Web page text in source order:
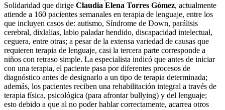
Solidaridad que dirige Claudia Elena Torres Gómez, actualmente
atiende a 160 pacientes semanales en terapia de lenguaje, entre los
que incluyen casos de: autismo, Síndrome de Down, parálisis
cerebral, dixlalias, labio paladar hendido, discapacidad intelectual,
ceguera, entre otras; a pesar de la extensa variedad de causas que
requieren terapia de lenguaje, casi la tercera parte corresponde a
niños con retraso simple. La especialista indicó que antes de iniciar
con una terapia, el paciente pasa por diferentes procesos de
diagnóstico antes de designarlo a un tipo de terapia determinada;
además, los pacientes reciben una rehabilitación integral a través de
terapia física, psicológica (para afrontar bullying) y del lenguaje;
esto debido a que al no poder hablar correctamente, acarrea otros